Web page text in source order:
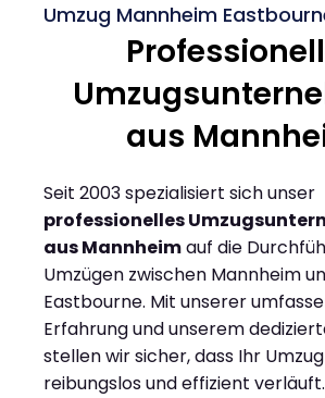
Umzug Mannheim
aus
Seit 2003 spezialisiert sich unser
professionelles
aus Mannheimauf die
Umzügen zwischen Mannheim
Eastbourne. Mit unserer
Erfahrung und unserem
stellen wir sicher, dass Ihr Umzug
reibungslos und effizient verläuft.